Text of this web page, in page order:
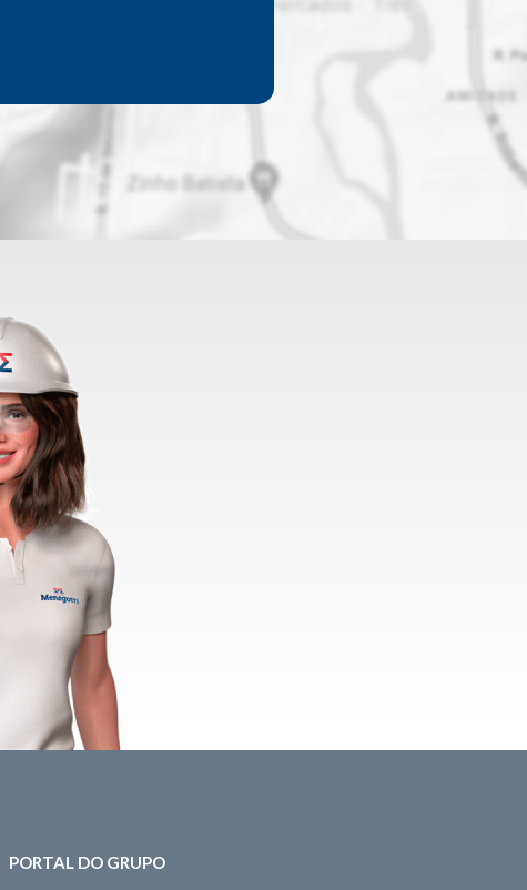
PORTAL DO GRUPO